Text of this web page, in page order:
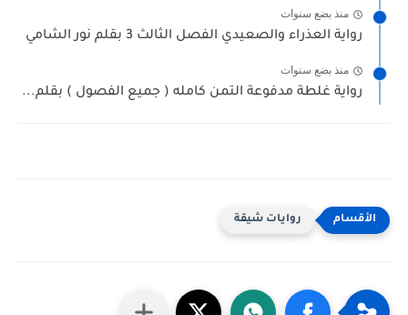
منذ بضع سنوات
رواية العذراء والصعيدي الفصل الثالث 3 بقلم نور الشامي
منذ بضع سنوات
رواية غلطة مدفوعة التمن كامله ( جميع الفصول ) بقلم...
روايات شيقة